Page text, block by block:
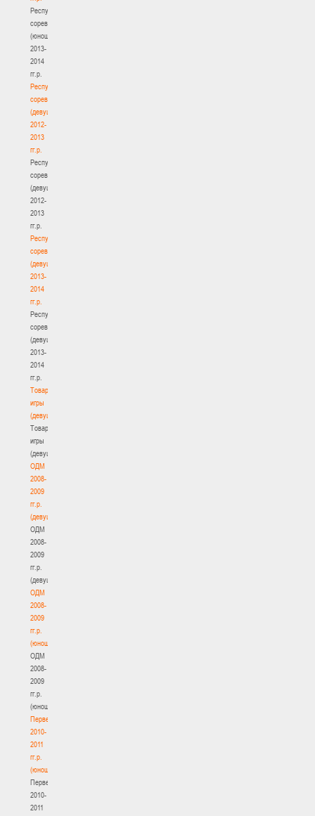
Республиканские
соревнования
(юноши)
2013-
2014
гг.р.
Республиканские
соревнования
(девушки)
2012-
2013
гг.р.
Республиканские
соревнования
(девушки)
2012-
2013
гг.р.
Республиканские
соревнования
(девушки)
2013-
2014
гг.р.
Республиканские
соревнования
(девушки)
2013-
2014
гг.р.
Товарищеские
игры
(девушки)
Товарищеские
игры
(девушки)
ОДМ
2008-
2009
гг.р.
(девушки)
ОДМ
2008-
2009
гг.р.
(девушки)
ОДМ
2008-
2009
гг.р.
(юноши)
ОДМ
2008-
2009
гг.р.
(юноши)
Первенство
2010-
2011
гг.р.
(юноши)
Первенство
2010-
2011